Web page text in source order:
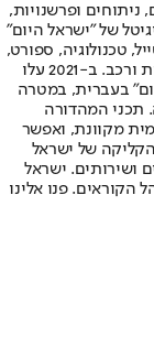
ניתוחים ופרשנויות,
של "ישראל היום"
טכנולוגיה, ספורט,
כלכלה וצרכנות, בריאות, חיילים, אוכל, יהדות, תיירות ורכב. ב-2021 עלו
בעברית, במטרה
תכני המהדורה
מקוונת, ואפשר
של ישראל
ושירותים. ישראל
הקוראים. פנו אלינו